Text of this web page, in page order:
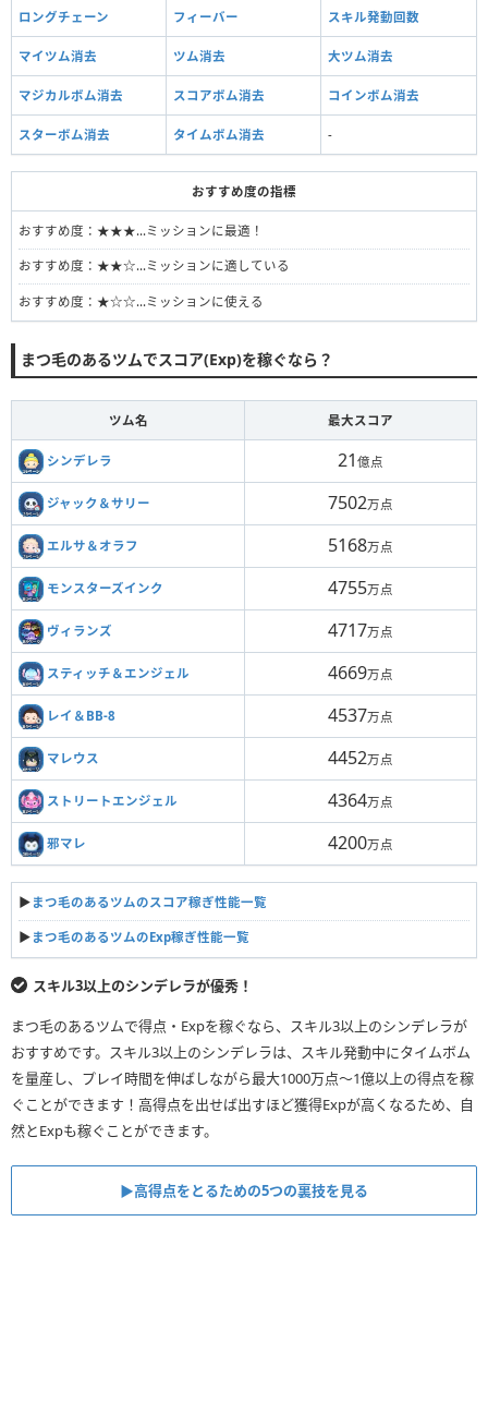
ロングチェーン フィーバー スキル発動回数
マイツム消去 ツム消去 大ツム消去
マジカルボム消去 スコアボム消去 コインボム消去
スターボム消去 タイムボム消去 -
おすすめ度の指標
おすすめ度：★★★…ミッションに最適！
おすすめ度：★★☆…ミッションに適している
おすすめ度：★☆☆…ミッションに使える
まつ毛のあるツムでスコア(Exp)を稼ぐなら？
ツム名 最大スコア
シンデレラ 21 億点
ジャック＆サリー 7502万点
エルサ＆オラフ 5168万点
モンスターズインク 4755万点
ヴィランズ 4717万点
スティッチ＆エンジェル 4669万点
レイ＆BB-8 4537万点
マレウス 4452万点
ストリートエンジェル 4364万点
邪マレ 4200万点
▶︎ まつ毛のあるツムのスコア稼ぎ性能一覧
▶︎ まつ毛のあるツムのExp稼ぎ性能一覧
スキル3以上のシンデレラが優秀！
まつ毛のあるツムで得点・Expを稼ぐなら、スキル3以上のシンデレラが
おすすめです。スキル3以上のシンデレラは、スキル発動中にタイムボム
を量産し、プレイ時間を伸ばしながら最大1000万点〜1億以上の得点を稼
ぐことができます！高得点を出せば出すほど獲得Expが高くなるため、自
然とExpも稼ぐことができます。
▶︎高得点をとるための5つの裏技を見る